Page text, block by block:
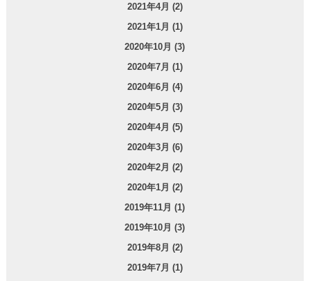
2021年4月 (2)
2021年1月 (1)
2020年10月 (3)
2020年7月 (1)
2020年6月 (4)
2020年5月 (3)
2020年4月 (5)
2020年3月 (6)
2020年2月 (2)
2020年1月 (2)
2019年11月 (1)
2019年10月 (3)
2019年8月 (2)
2019年7月 (1)